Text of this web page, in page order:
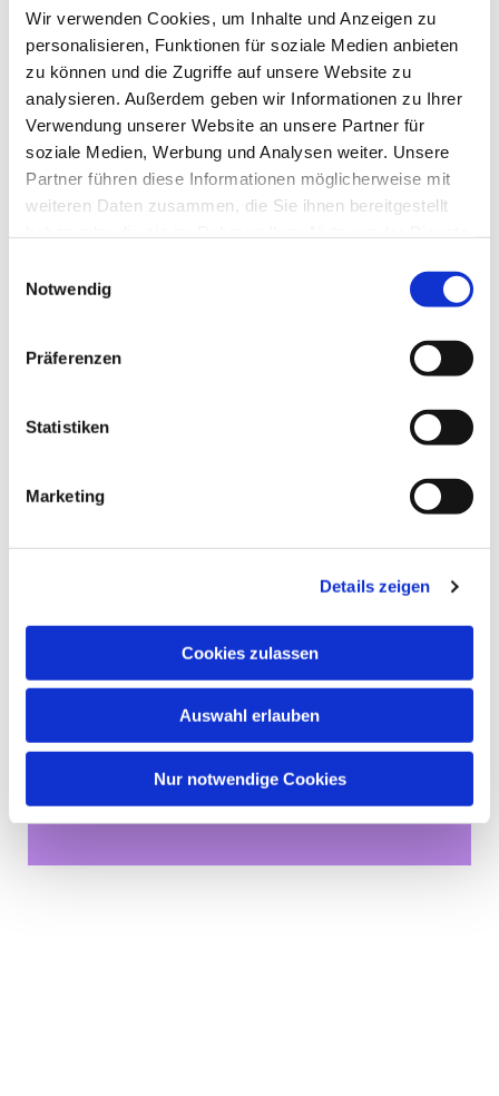
Wir verwenden Cookies, um Inhalte und Anzeigen zu
personalisieren, Funktionen für soziale Medien anbieten
zu können und die Zugriffe auf unsere Website zu
analysieren. Außerdem geben wir Informationen zu Ihrer
Verwendung unserer Website an unsere Partner für
soziale Medien, Werbung und Analysen weiter. Unsere
Partner führen diese Informationen möglicherweise mit
weiteren Daten zusammen, die Sie ihnen bereitgestellt
Notwendig
Präferenzen
Statistiken
Marketing
Details zeigen
Cookies zulassen
Auswahl erlauben
Nur notwendige Cookies
betreibt in Detmold seine kleine Musikschule
„Wahrens Musikhaus“. Sein kirchliches
Engagement führte ihn zu verschiedenen
Klöstern, wo er als Dozent und Leiter
Workshops betreibt: U.a. in Coesfeld, Loccum,
Möllenbeck, Burg Sternberg oder Burg
Blankenheim.
Dies könnte Sie auch
interessieren